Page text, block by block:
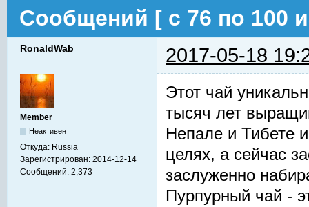
Сообщений [ с 76 по 100
RonaldWab 2017-05-18
Member
Неактивен
Откуда: Russia
Зарегистрирован: 2014-12-14
Сообщений: 2,373
Этот чай
тысяч лет
Непале и Тибете
целях, а сейчас
заслуженно
Пурпурный чай -